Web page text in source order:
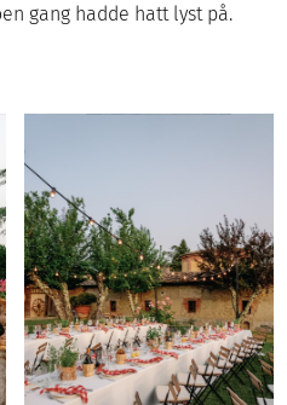
gang hadde hatt lyst på.